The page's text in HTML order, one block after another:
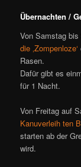
Übernachten /
Von Samstag
die ‚Zompenloze‘
Rasen.
Dafür gibt es
für 1 Nacht.
Von Freitag auf
Kanuverleih ten
starten ab der
wird.